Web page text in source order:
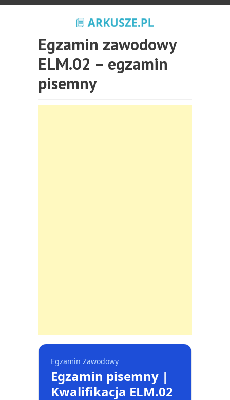
Egzamin zawodowy
ELM.02 – egzamin
pisemny